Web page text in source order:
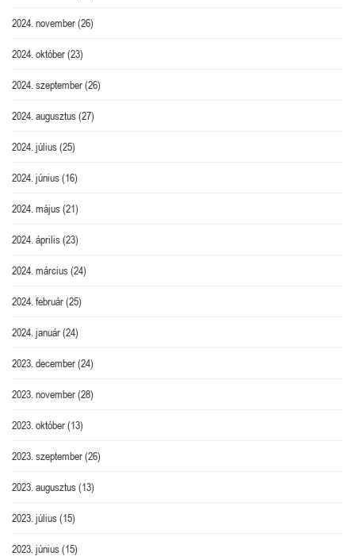
2024. november(26)
2024. október(23)
2024. szeptember(26)
2024. augusztus(27)
2024. július(25)
2024. június(16)
2024. május(21)
2024. április(23)
2024. március(24)
2024. február(25)
2024. január(24)
2023. december(24)
2023. november(28)
2023. október(13)
2023. szeptember(26)
2023. augusztus(13)
2023. július(15)
2023. június(15)